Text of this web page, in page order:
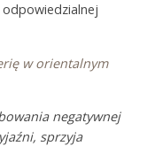
w orientalnym
negatywnej
sprzyja